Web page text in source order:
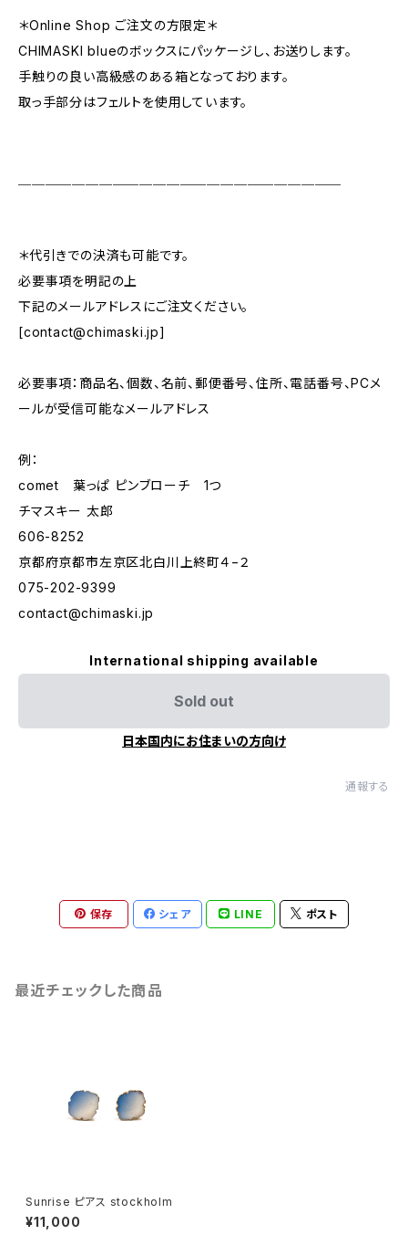
＊Online Shop ご注文の方限定＊
CHIMASKI blueのボックスにパッケージし、お送りします。
手触りの良い高級感のある箱となっております。
取っ手部分はフェルトを使用しています。
＊代引きでの決済も可能です。
必要事項を明記の上
下記のメールアドレスにご注文ください。
[contact@chimaski.jp]
必要事項：商品名、個数、名前、郵便番号、住所、電話番号、PCメ
ールが受信可能なメールアドレス
例：
comet 葉っぱ ピンブローチ 1つ
チマスキー 太郎
606-8252
京都府京都市左京区北白川上終町４−２
075-202-9399
contact@chimaski.jp
International shipping available
Sold out
日本国内にお住まいの方向け
通報する
保存 シェア LINE ポスト
最近チェックした商品
Sunrise ピアス stockholm
¥11,000